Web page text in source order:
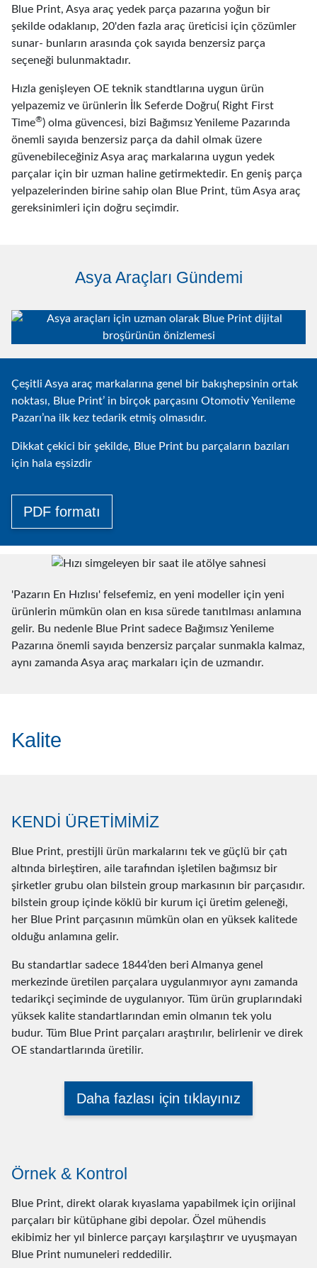
Blue Print, Asya araç yedek parça pazarına yoğun bir
şekilde odaklanıp, 20'den fazla araç üreticisi için çözümler
sunar- bunların arasında çok sayıda benzersiz parça
seçeneği bulunmaktadır.
Hızla genişleyen OE teknik standtlarına uygun ürün
yelpazemiz ve ürünlerin İlk Seferde Doğru( Right First
Time®) olma güvencesi, bizi Bağımsız Yenileme Pazarında
önemli sayıda benzersiz parça da dahil olmak üzere
güvenebileceğiniz Asya araç markalarına uygun yedek
parçalar için bir uzman haline getirmektedir. En geniş parça
yelpazelerinden birine sahip olan Blue Print, tüm Asya araç
gereksinimleri için doğru seçimdir.
Asya Araçları Gündemi
Çeşitli Asya araç markalarına genel bir bakışhepsinin ortak
noktası, Blue Print’ in birçok parçasını Otomotiv Yenileme
Pazarı’na ilk kez tedarik etmiş olmasıdır.
Dikkat çekici bir şekilde, Blue Print bu parçaların bazıları
için hala eşsizdir
PDF formatı
'Pazarın En Hızlısı' felsefemiz, en yeni modeller için yeni
ürünlerin mümkün olan en kısa sürede tanıtılması anlamına
gelir. Bu nedenle Blue Print sadece Bağımsız Yenileme
Pazarına önemli sayıda benzersiz parçalar sunmakla kalmaz,
aynı zamanda Asya araç markaları için de uzmandır.
Kalite
KENDİ ÜRETİMİMİZ
Blue Print, prestijli ürün markalarını tek ve güçlü bir çatı
altında birleştiren, aile tarafından işletilen bağımsız bir
şirketler grubu olan bilstein group markasının bir parçasıdır.
bilstein group içinde köklü bir kurum içi üretim geleneği,
her Blue Print parçasının mümkün olan en yüksek kalitede
olduğu anlamına gelir.
Bu standartlar sadece 1844’den beri Almanya genel
merkezinde üretilen parçalara uygulanmıyor aynı zamanda
tedarikçi seçiminde de uygulanıyor. Tüm ürün gruplarındaki
yüksek kalite standartlarından emin olmanın tek yolu
budur. Tüm Blue Print parçaları araştırılır, belirlenir ve direk
OE standartlarında üretilir.
Daha fazlası için tıklayınız
Örnek & Kontrol
Blue Print, direkt olarak kıyaslama yapabilmek için orijinal
parçaları bir kütüphane gibi depolar. Özel mühendis
ekibimiz her yıl binlerce parçayı karşılaştırır ve uyuşmayan
Blue Print numuneleri reddedilir.